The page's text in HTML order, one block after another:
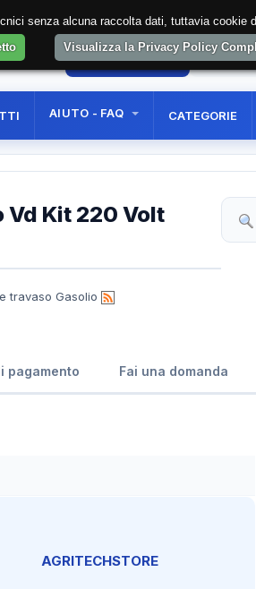
AREA RISERVATA
AIUTO - FAQ CATEGORIE
Vd Kit 220 Volt
travaso Gasolio
pagamento Fai una domanda
AGRITECHSTORE
senza alcuna raccolta dati, tuttavia cookie
Visualizza la Privacy Policy